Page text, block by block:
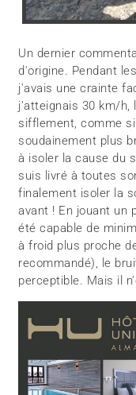
Un dernier
d'origine. Pendant
j'avais une crainte
j'atteignais 30 km/h,
sifflement, comme
soudainement plus
à isoler la cause du
suis livré à toutes
finalement isoler la
avant ! En jouant un
été capable de
à froid plus proche
recommandé), le
perceptible. Mais il